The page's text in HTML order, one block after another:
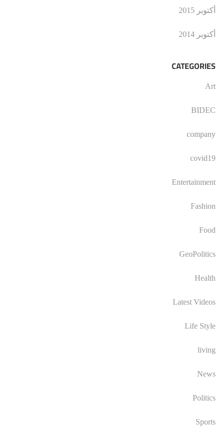
أكتوبر 2015
أكتوبر 2014
CATEGORIES
Art
BIDEC
company
covid19
Entertainment
Fashion
Food
GeoPolitics
Health
Latest Videos
Life Style
living
News
Politics
Sports